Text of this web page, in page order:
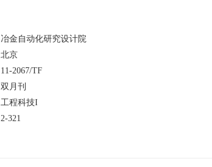
冶金自动化研究设计院
北京
11-2067/TF
双月刊
工程科技I
2-321